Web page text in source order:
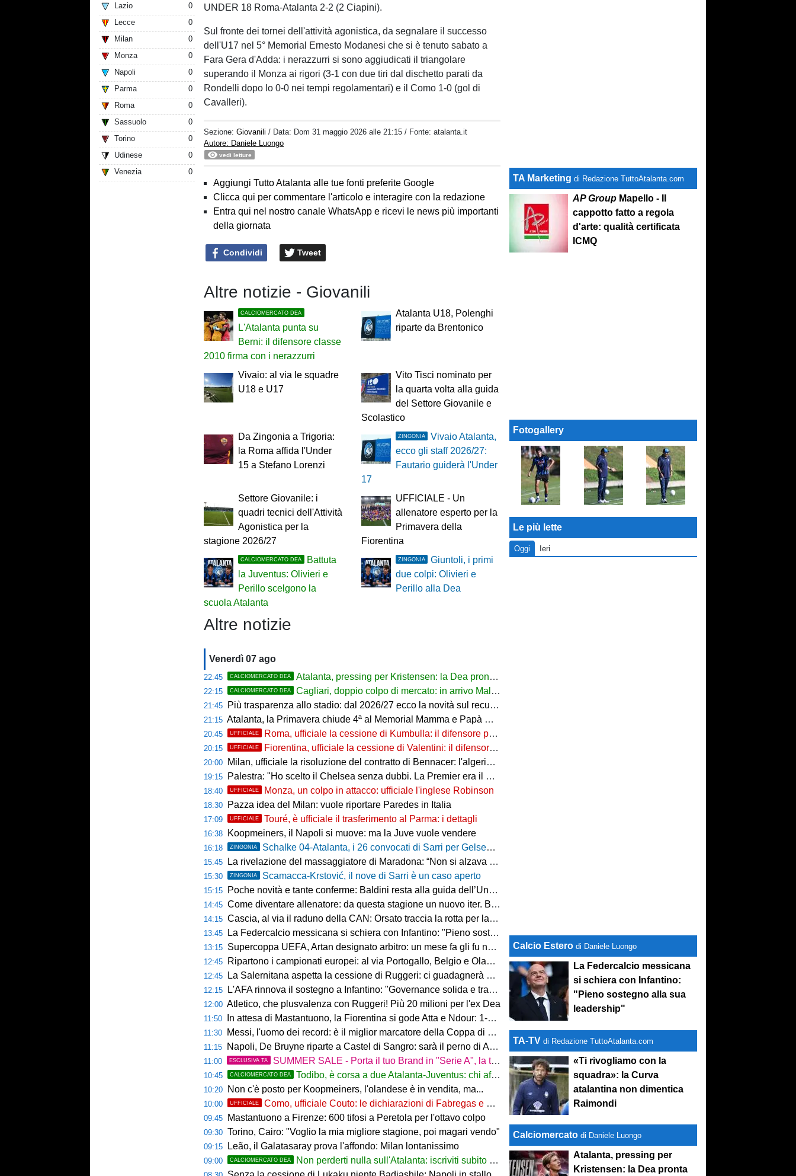
Lazio
0
Lecce
0
Milan
0
Monza
0
Napoli
0
Parma
0
Roma
0
Sassuolo
0
Torino
0
Udinese
0
Venezia
0
UNDER 18 Roma-Atalanta 2-2 (2 Ciapini).
Sul fronte dei tornei dell'attività agonistica, da segnalare il successo
dell'U17 nel 5° Memorial Ernesto Modanesi che si è tenuto sabato a
Fara Gera d'Adda: i nerazzurri si sono aggiudicati il triangolare
superando il Monza ai rigori (3-1 con due tiri dal dischetto parati da
Rondelli dopo lo 0-0 nei tempi regolamentari) e il Como 1-0 (gol di
Cavalleri).
Sezione:Giovanili / Data: Dom 31 maggio 2026 alle 21:15 / Fonte: atalanta.it
Autore: Daniele Luongo
vedi letture
Aggiungi Tutto Atalanta alle tue fonti preferite Google
Clicca qui per commentare l'articolo e interagire con la redazione
Entra qui nel nostro canale WhatsApp e ricevi le news più importanti
della giornata
Condividi Tweet
Altre notizie - Giovanili
CALCIOMERCATO DEA
L'Atalanta punta su
Berni: il difensore classe
2010 firma con i nerazzurri
Atalanta U18, Polenghi
riparte da Brentonico
Vivaio: al via le squadre
U18 e U17
Vito Tisci nominato per
la quarta volta alla guida
del Settore Giovanile e
Scolastico
Da Zingonia a Trigoria:
la Roma affida l'Under
15 a Stefano Lorenzi
ZINGONIA
Vivaio Atalanta,
ecco gli staff 2026/27:
Fautario guiderà l'Under
17
Settore Giovanile: i
quadri tecnici dell'Attività
Agonistica per la
stagione 2026/27
UFFICIALE - Un
allenatore esperto per la
Primavera della
Fiorentina
CALCIOMERCATO DEA
Battuta
la Juventus: Olivieri e
Perillo scelgono la
scuola Atalanta
ZINGONIA
Giuntoli, i primi
due colpi: Olivieri e
Perillo alla Dea
Altre notizie
Venerdì 07 ago
22:45 CALCIOMERCATO DEA Atalanta, pressing per Kristensen: la Dea pronta ad alzare l'offerta all'Udinese
22:15 CALCIOMERCATO DEA Cagliari, doppio colpo di mercato: in arrivo Maldini e Kevin Carlos
21:45 Più trasparenza allo stadio: dal 2026/27 ecco la novità sul recupero
21:15 Atalanta, la Primavera chiude 4ª al Memorial Mamma e Papà Cairo
20:45 UFFICIALE Roma, ufficiale la cessione di Kumbulla: il difensore passa al Rayo Vallecano
20:15 UFFICIALE Fiorentina, ufficiale la cessione di Valentini: il difensore passa al Deportivo Alavés
20:00 Milan, ufficiale la risoluzione del contratto di Bennacer: l'algerino saluta dopo sette anni
19:15 Palestra: "Ho scelto il Chelsea senza dubbi. La Premier era il mio sogno"
18:40 UFFICIALE Monza, un colpo in attacco: ufficiale l'inglese Robinson
18:30 Pazza idea del Milan: vuole riportare Paredes in Italia
17:09 UFFICIALE Touré, è ufficiale il trasferimento al Parma: i dettagli
16:38 Koopmeiners, il Napoli si muove: ma la Juve vuole vendere
16:18 ZINGONIA Schalke 04-Atalanta, i 26 convocati di Sarri per Gelsenkirchen
15:45 La rivelazione del massaggiatore di Maradona: “Non si alzava dal letto, ero preoccupato”
15:30 ZINGONIA Scamacca-Krstović, il nove di Sarri è un caso aperto
15:15 Poche novità e tante conferme: Baldini resta alla guida dell’Under 21
14:45 Come diventare allenatore: da questa stagione un nuovo iter. Beretta: “Un percorso più organico”
14:15 Cascia, al via il raduno della CAN: Orsato traccia la rotta per la nuova stagione
13:45 La Federcalcio messicana si schiera con Infantino: "Pieno sostegno alla sua leadership"
13:15 Supercoppa UEFA, Artan designato arbitro: un mese fa gli fu negato l'ingresso negli Stati Uniti
12:45 Ripartono i campionati europei: al via Portogallo, Belgio e Olanda
12:45 La Salernitana aspetta la cessione di Ruggeri: ci guadagnerà qualcosa
12:15 L'AFA rinnova il sostegno a Infantino: "Governance solida e trasparente"
12:00 Atletico, che plusvalenza con Ruggeri! Più 20 milioni per l'ex Dea
11:50 In attesa di Mastantuono, la Fiorentina si gode Atta e Ndour: 1-1 col Deportivo
11:30 Messi, l'uomo dei record: è il miglior marcatore della Coppa di Lega
11:15 Napoli, De Bruyne riparte a Castel di Sangro: sarà il perno di Allegri
11:00 ESCLUSIVA TA SUMMER SALE - Porta il tuo Brand in "Serie A", la tua azienda e professione titolare nel cuore dell'Atalanta
10:45 CALCIOMERCATO DEA Todibo, è corsa a due Atalanta-Juventus: chi affonderà il colpo?
10:20 Non c'è posto per Koopmeiners, l'olandese è in vendita, ma...
10:00 UFFICIALE Como, ufficiale Couto: le dichiarazioni di Fabregas e del brasiliano
09:45 Mastantuono a Firenze: 600 tifosi a Peretola per l'ottavo colpo
09:30 Torino, Cairo: "Voglio la mia migliore stagione, poi magari vendo"
09:15 Leão, il Galatasaray prova l'affondo: Milan lontanissimo
09:00 CALCIOMERCATO DEA Non perderti nulla sull'Atalanta: iscriviti subito al nostro canale WhatsApp!
TA Marketing di Redazione TuttoAtalanta.com
AP Group Mapello - Il
cappotto fatto a regola
d'arte: qualità certificata
ICMQ
Fotogallery
Le più lette
Oggi Ieri
Calcio Estero di Daniele Luongo
La Federcalcio messicana
si schiera con Infantino:
"Pieno sostegno alla sua
leadership"
TA-TVdi Redazione TuttoAtalanta.com
«Ti rivogliamo con la
squadra»: la Curva
atalantina non dimentica
Raimondi
Calciomercato di Daniele Luongo
Atalanta, pressing per
Kristensen: la Dea pronta